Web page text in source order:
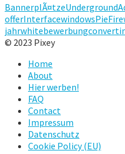
BannerplÃ¤tzeUnderground
offerInterfacewindowsPie
jahrwhitebewerbung
© 2023 Pixey
Home
About
Hier werben!
FAQ
Contact
Impressum
Datenschutz
Cookie Policy (EU)